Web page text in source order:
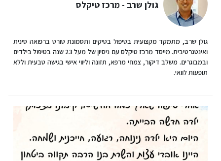
גולן שרב - מרכז טיקלס
גולן שרב, מתמקד מקצועית בטיפול בטיקים ותסמונת טורט ברפואה סינית
ואינטגרטיבית. מייסד מרכז טיקלס עם ניסיון של מעל 23 שנה בטיפול בילדים
ובמבוגרים. משלב דיקור, צמחי מרפא, תזונה וליווי אישי בגישה טבעית וללא
תופעות לוואי.